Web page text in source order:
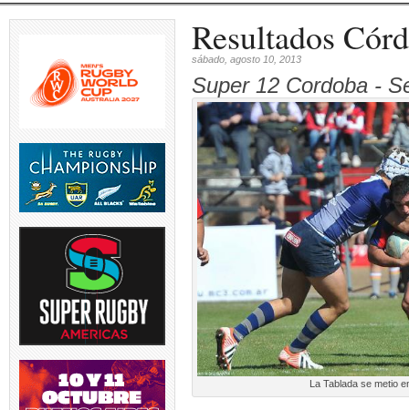
Resultados
sábado, agosto 10, 2013
Super 12 Cordoba -
La Tablada se metio
| El
...
TEST MATCH | El
entrenador de los
Springboks,
...
4 0
RUGBY DE OPINION | Se
modifica permanentemente
el...
4 0
SVNS 2026/27 | World
Rugby anunció fechas y
sedes...
4 0
LOS PUMAS | Los Pumas se
preparan para recibir a...
5 0
GREATEST
Los
1
LOS
2